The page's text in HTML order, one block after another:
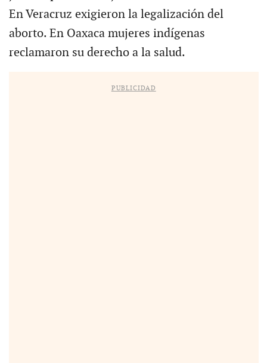
En Veracruz exigieron la legalización del
aborto. En Oaxaca mujeres indígenas
reclamaron su derecho a la salud.
PUBLICIDAD